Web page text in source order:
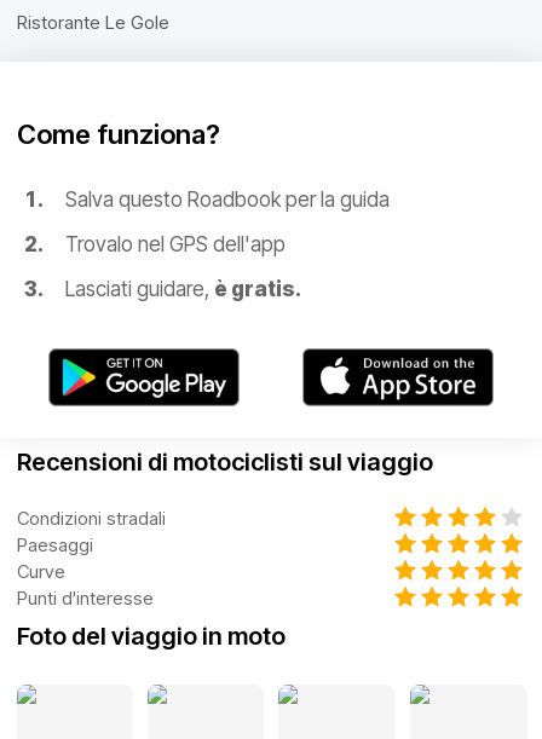
Ristorante Le Gole
Come funziona?
Salva questo Roadbook per la guida
Trovalo nel GPS dell'app
Lasciati guidare, è gratis.
Recensioni di motociclisti sul viaggio
Condizioni stradali
Paesaggi
Curve
Punti d'interesse
Foto del viaggio in moto